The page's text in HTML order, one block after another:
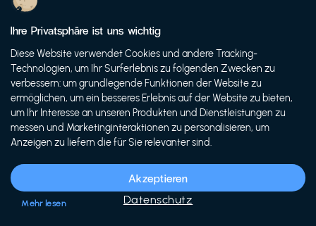
-20%
Siech Cycles
Entdecke den Schweizer Brand für urbane Fahrräder...
Mehr lesen
Ihre Privatsphäre ist uns wichtig
Diese Website verwendet Cookies und andere Tracking-
Technologien, um Ihr Surferlebnis zu folgenden Zwecken zu
verbessern: um grundlegende Funktionen der Website zu
ermöglichen, um ein besseres Erlebnis auf der Website zu bieten,
um Ihr Interesse an unseren Produkten und Dienstleistungen zu
messen und Marketinginteraktionen zu personalisieren, um
Anzeigen zu liefern die für Sie relevanter sind.
Akzeptieren
Datenschutz